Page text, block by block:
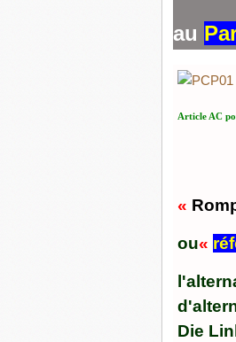
au
Article AC
«
ou«
Die